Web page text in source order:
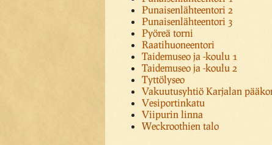
Punaisenlähteentori 2
Punaisenlähteentori 3
Pyöreä torni
Raatihuoneentori
Taidemuseo ja -koulu 1
Taidemuseo ja -koulu 2
Tyttölyseo
Vakuutusyhtiö Karjalan
Vesiportinkatu
Viipurin linna
Weckroothien talo